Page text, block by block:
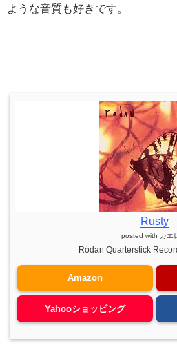
ような音質も好きです。
Rusty
posted with カエ
Rodan Quarterstick
Amazon
Yahooショッピング